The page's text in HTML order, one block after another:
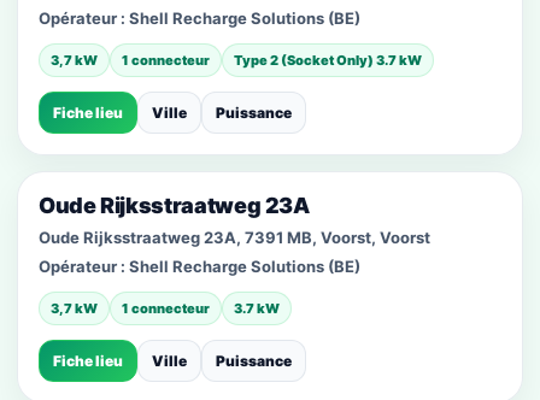
Opérateur : Shell Recharge Solutions (BE)
3,7 kW 1 connecteur Type 2 (Socket Only) 3.7 kW
Fiche lieu Ville Puissance
Oude Rijksstraatweg 23A
Oude Rijksstraatweg 23A, 7391 MB, Voorst, Voorst
Opérateur : Shell Recharge Solutions (BE)
3,7 kW 1 connecteur 3.7 kW
Fiche lieu Ville Puissance